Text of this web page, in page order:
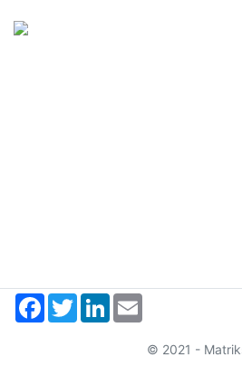
FacebookTwitterLinkedIn
© 2021 -